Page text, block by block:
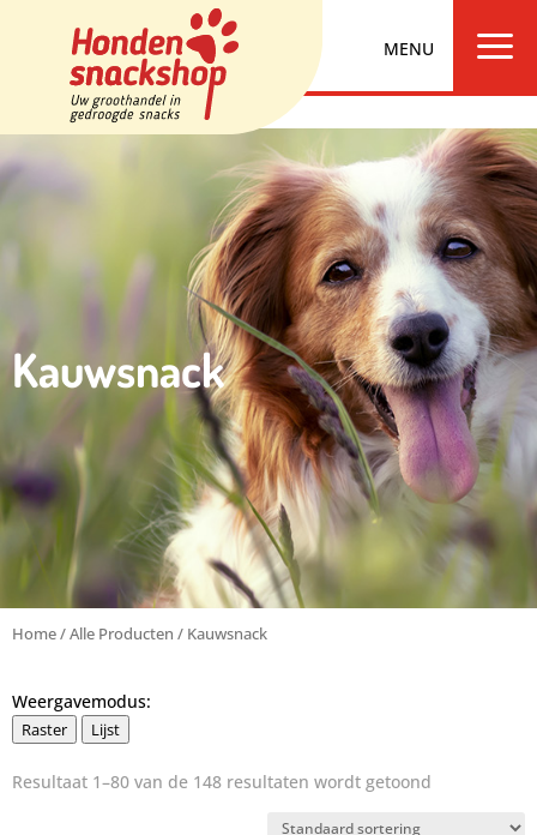
a
Kauwsnack
Home/Alle Producten / Kauwsnack
Weergavemodus:
Raster Lijst
Resultaat 1–80 van de 148 resultaten wordt getoond